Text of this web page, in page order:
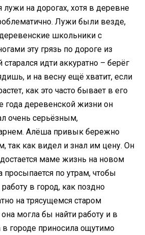
лужи на дорогах, хотя в деревне
Лужи были везде,
школьники с
эту грязь по дороге из
идти аккуратно – берёг
и на весну ещё хватит, если
как это часто бывает в его
года деревенской жизни он
очень серьёзным,
Алёша привык бережно
так как видел и знал им цену. Он
маме жизнь на новом
просыпается по утрам, чтобы
в город, как поздно
на трясущемся старом
могла бы найти работу и в
в городе приносила ощутимо